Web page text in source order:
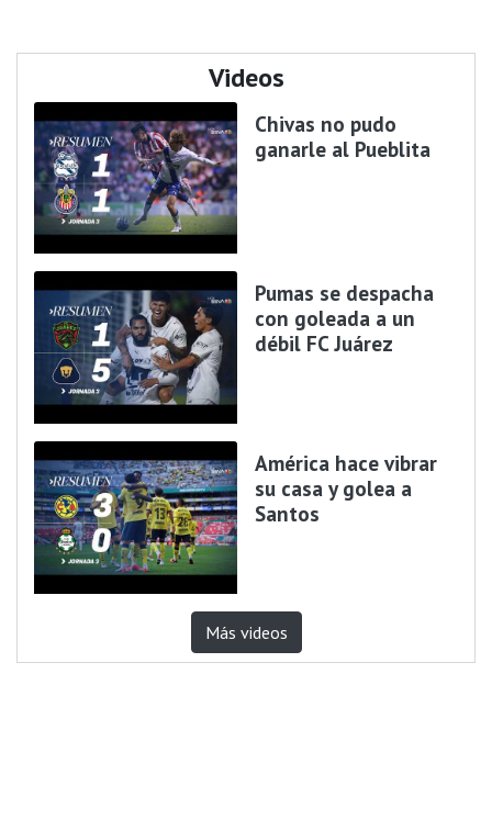
Videos
Chivas no pudo
ganarle al Pueblita
Pumas se despacha
con goleada a un
débil FC Juárez
América hace vibrar
su casa y golea a
Santos
Más videos